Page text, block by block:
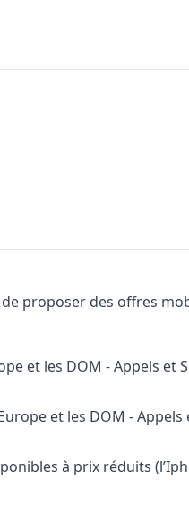
de proposer des offres
et les DOM - Appels et
et les DOM -
à prix réduits